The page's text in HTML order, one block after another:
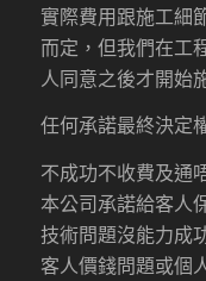
實際費用跟施工細
而定，但我們在工
人同意之後才開始
任何承諾最終決定
不成功不收費及通
本公司承諾給客人
技術問題沒能力成
客人價錢問題或個